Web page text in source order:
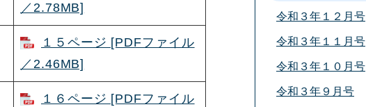
／2.78MB]
１５ページ [PDFファイル
／2.46MB]
１６ページ [PDFファイル
令和３年１２月号
令和３年１１月号
令和３年１０月号
令和３年９月号